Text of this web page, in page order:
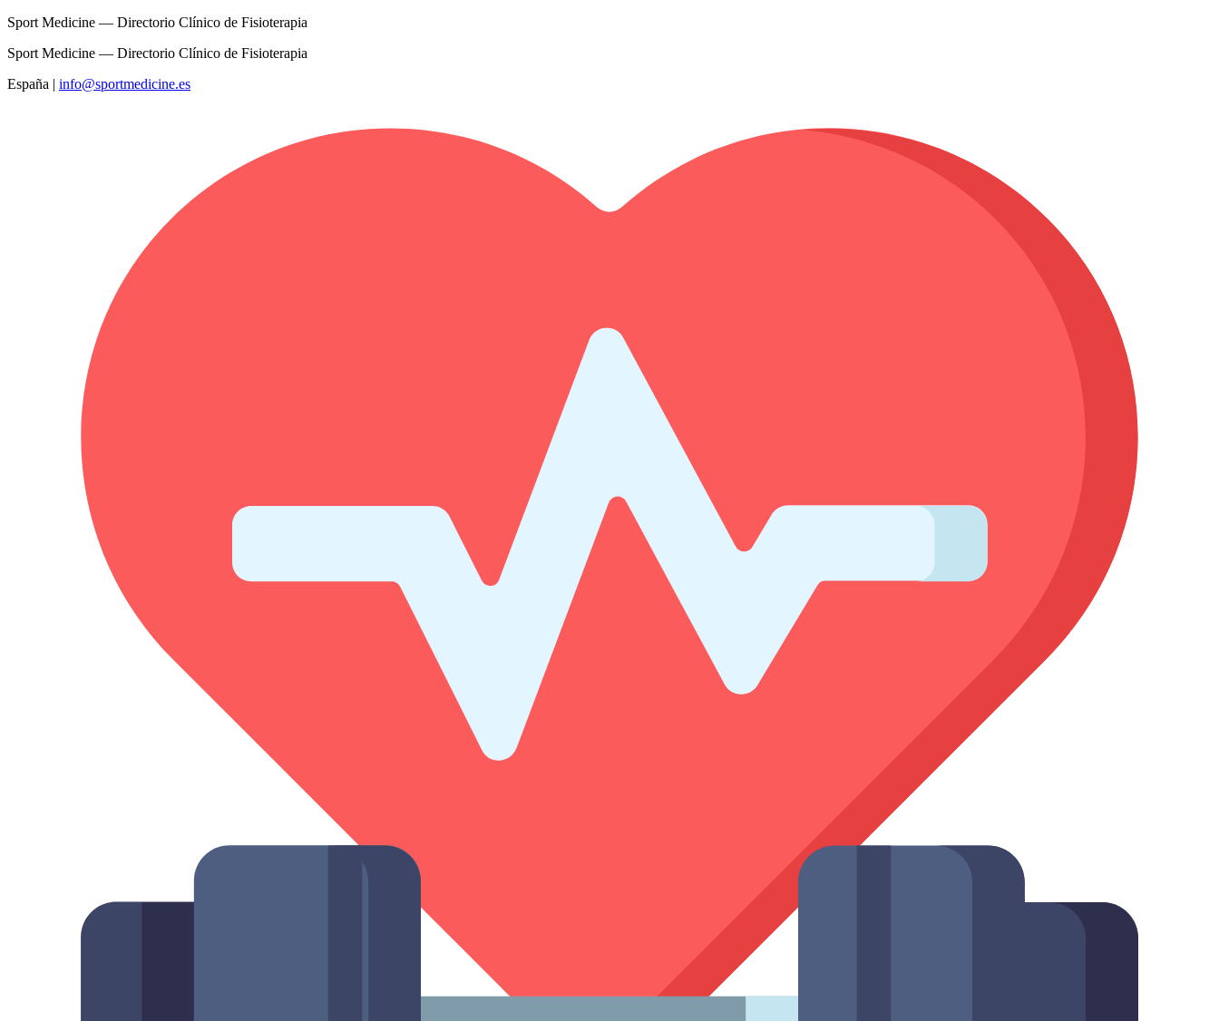
Sport Medicine — Directorio Clínico de Fisioterapia
Sport Medicine — Directorio Clínico de Fisioterapia
España | info@sportmedicine.es